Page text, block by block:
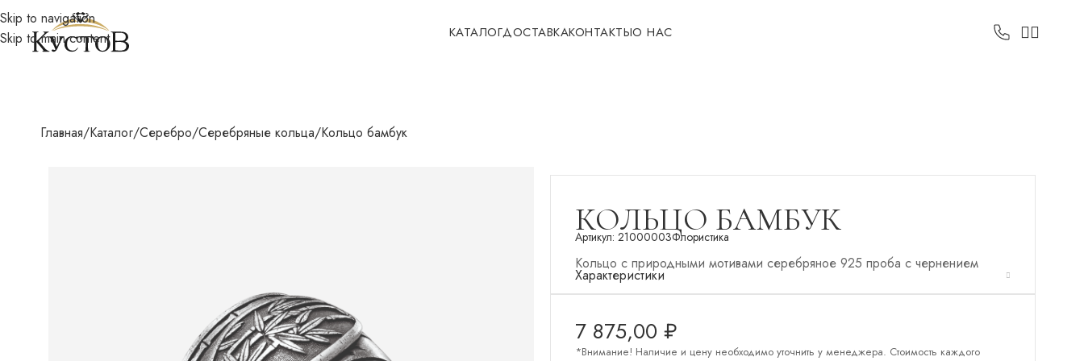
Skip to navigation
Skip to main content
КАТАЛОГДОСТАВКАКОНТАКТЫО НАС
Главная Каталог Серебро Серебряные кольца Кольцо бамбук
КОЛЬЦО БАМБУК
Артикул: 21000003Флористика
Кольцо с природными мотивами серебряное 925 проба с чернением
Характеристики
7 875,00 ₽
*Внимание! Наличие и цену необходимо уточнить у менеджера. Стоимость каждого